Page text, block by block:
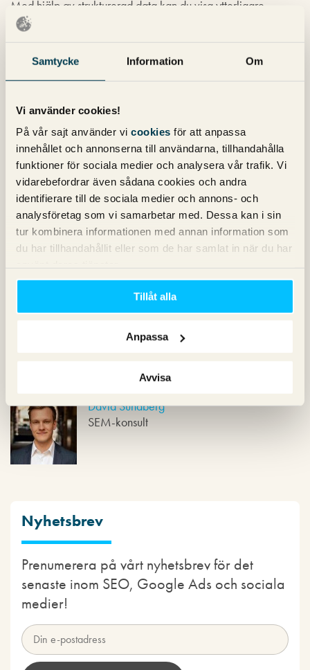
Samtycke Information Om
Vi använder cookies!
På vår sajt använder vi cookies för att anpassa
innehållet och annonserna till användarna, tillhandahålla
funktioner för sociala medier och analysera vår trafik. Vi
vidarebefordrar även sådana cookies och andra
identifierare till de sociala medier och annons- och
analysföretag som vi samarbetar med. Dessa kan i sin
tur kombinera informationen med annan information som
du har tillhandahållit eller som de har samlat in när du har
Tillåt alla
Anpassa
Avvisa
Med hjälp av strukturerad data kan du visa ytterligare
information i sökresultaten, exempelvis betyg och priser. Har
du billiga priser kan visa pris leda till en signifikant ökning av
klickfrekvens (CTR). Mer information om vad det är och hur
du implementerar detta hittar duhär.
Unika produktbilder
En unik bild kan, precis som en unik brödtext, leda till högre
konverteringsfrekvens och högre CTR organiskt. I och med att
de flesta använder sig av den bild de fått av tillverkaren finns
här en ytterligare chans att sticka ut bland konkurrenter,
dock inte atttagga upp dessa bilderför att ha chans att synas
Att optimera produktsidor kan vara ett hårt, men lönsamt
arbete. Vi på Pineberry har skribenter som vet hur man
skriver SEO-anpassade texter. Kontakta oss på Pineberry om
David Sundberg
SEM-konsult
Nyhetsbrev
Prenumerera på vårt nyhetsbrev för det
senaste inom SEO, Google Ads och sociala
medier!